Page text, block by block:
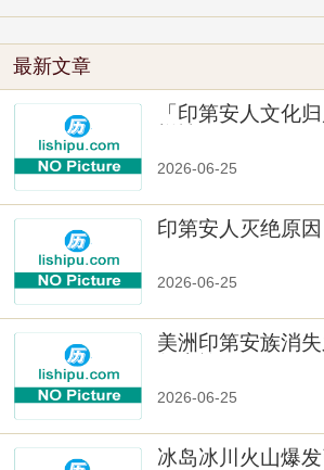
最新文章
「印第安人文化
2026-06-25
印第安人灭绝原
2026-06-25
美洲印第安族消
2026-06-25
冰岛冰川火山爆